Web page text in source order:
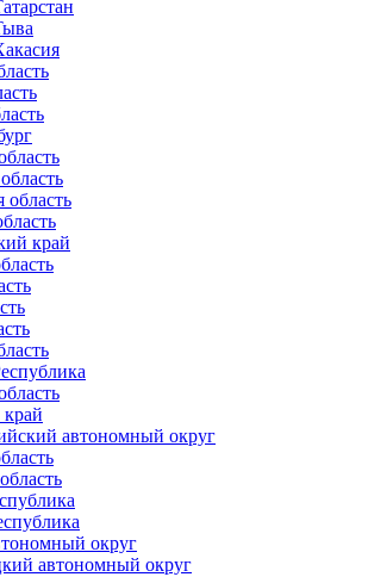
область
край
автономный округ
округ
автономный округ